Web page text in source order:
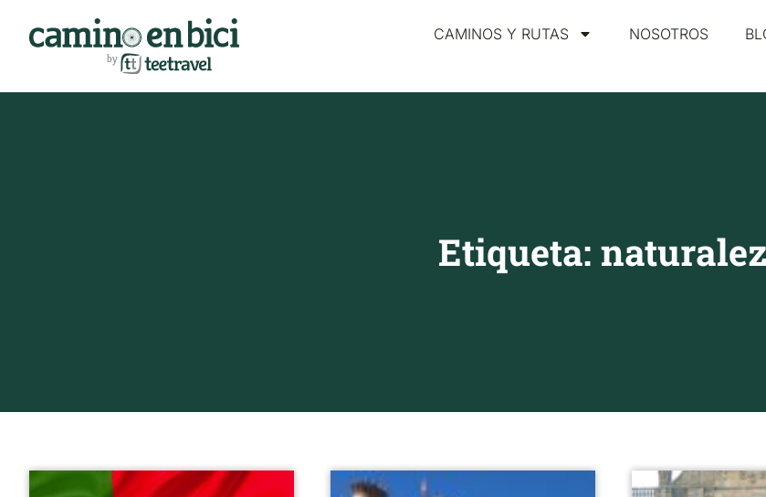
CAMINOS Y RUTAS NOSOTROS
Etiqueta: